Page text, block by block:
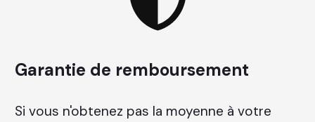
Garantie de remboursement
Si vous n'obtenez pas la moyenne à votre